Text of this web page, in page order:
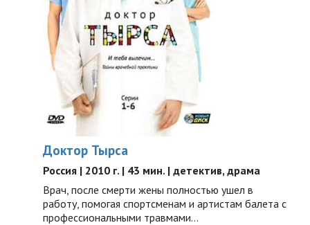
Доктор Тырса
Россия | 2010 г. | 43 мин. | детектив, драма
Врач, после смерти жены полностью ушел в
работу, помогая спортсменам и артистам балета с
профессиональными травмами...